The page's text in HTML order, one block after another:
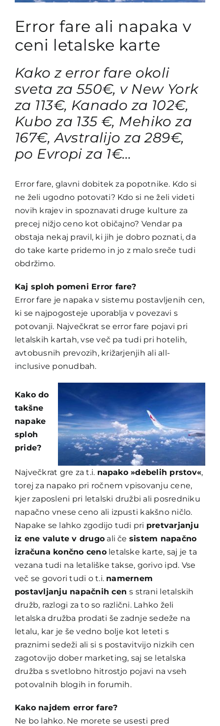
Error fare ali napaka v
ceni letalske karte
Kako z error fare okoli
sveta za 550€, v New York
za 113€, Kanado za 102€,
Kubo za 135 €, Mehiko za
167€, Avstralijo za 289€,
po Evropi za 1€…
Error fare, glavni dobitek za popotnike. Kdo si
ne želi ugodno potovati? Kdo si ne želi videti
novih krajev in spoznavati druge kulture za
precej nižjo ceno kot običajno? Vendar pa
obstaja nekaj pravil, ki jih je dobro poznati, da
do take karte pridemo in jo z malo sreče tudi
obdržimo.
Kaj sploh pomeni Error fare?
Error fare je napaka v sistemu postavljenih cen,
ki se najpogosteje uporablja v povezavi s
potovanji. Največkrat se error fare pojavi pri
letalskih kartah, vse več pa tudi pri hotelih,
avtobusnih prevozih, križarjenjih ali all-
inclusive ponudbah.
Kako do
takšne
napake
sploh
pride?
Največkrat gre za t.i. napako »debelih prstov«,
torej za napako pri ročnem vpisovanju cene,
kjer zaposleni pri letalski družbi ali posredniku
napačno vnese ceno ali izpusti kakšno ničlo.
Napake se lahko zgodijo tudi pri pretvarjanju
iz ene valute v drugo ali če sistem napačno
izračuna končno cenoletalske karte, saj je ta
vezana tudi na letališke takse, gorivo ipd. Vse
več se govori tudi o t.i. namernem
postavljanju napačnih cens strani letalskih
družb, razlogi za to so različni. Lahko želi
letalska družba prodati še zadnje sedeže na
letalu, kar je še vedno bolje kot leteti s
praznimi sedeži ali si s postavitvijo nizkih cen
zagotovijo dober marketing, saj se letalska
družba s svetlobno hitrostjo pojavi na vseh
potovalnih blogih in forumih.
Kako najdem error fare?
Ne bo lahko. Ne morete se usesti pred